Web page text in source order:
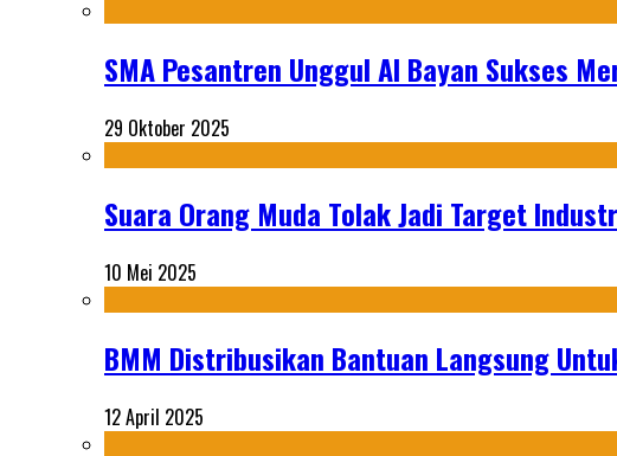
SMA Pesantren Unggul Al Bayan Sukses
29 Oktober 2025
Suara Orang Muda Tolak Jadi Target
10 Mei 2025
BMM Distribusikan Bantuan Langsung
12 April 2025